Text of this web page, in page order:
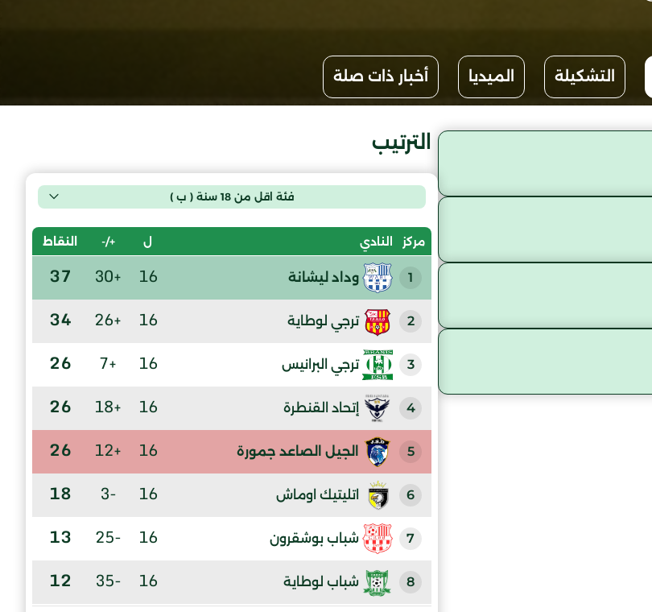
التشكيلة الميديا أخبار ذات صلة
الترتيب
فئة اقل من 18 سنة ( ب )
مركز النادي ل +/- النقاط
1 وداد ليشانة 16
+30
37
2 ترجي لوطاية 16
+26
34
3 ترجي البرانيس 16
+7
26
4 إتحاد القنطرة 16
+18
26
5 الجيل الصاعد جمورة 16
+12
26
6 اتليتيك اوماش 16
-3
18
7 شباب بوشقرون 16
-25
13
8 شباب لوطاية 16
-35
12